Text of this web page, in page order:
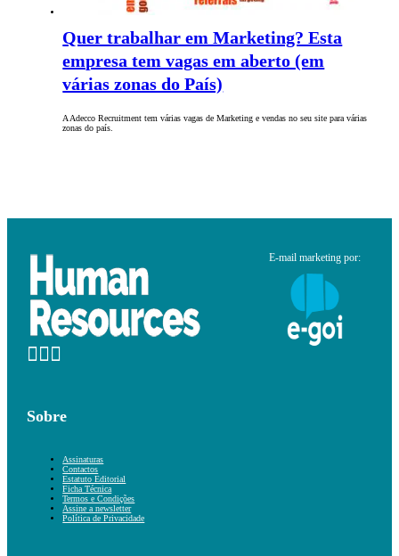
Quer trabalhar em Marketing? Esta
empresa tem vagas em aberto (em
várias zonas do País)
A Adecco Recruitment tem várias vagas de Marketing e vendas no seu site para várias
zonas do país.
E-mail marketing por:
Sobre
Assinaturas
Contactos
Estatuto Editorial
Ficha Técnica
Termos e Condições
Assine a newsletter
Política de Privacidade